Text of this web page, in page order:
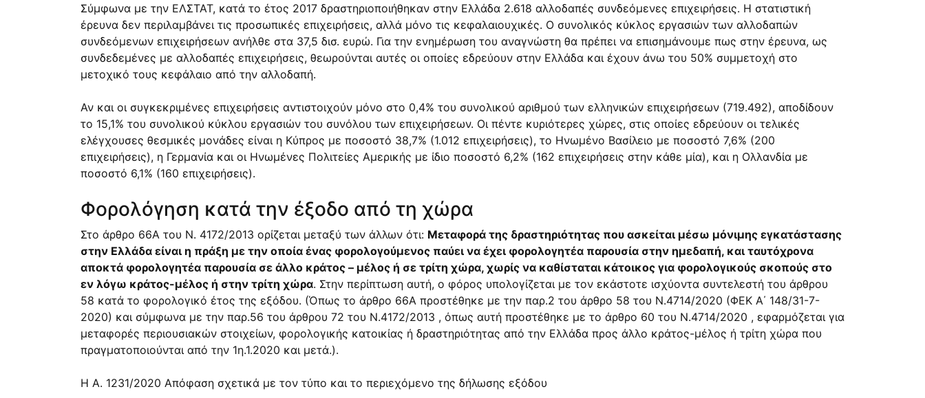
Σύμφωνα με την ΕΛΣΤΑΤ, κατά το έτος 2017 δραστηριοποιήθηκαν στην Ελλάδα 2.618 αλλοδαπές συνδεόμενες επιχειρήσεις. Η στατιστική
έρευνα δεν περιλαμβάνει τις προσωπικές επιχειρήσεις, αλλά μόνο τις κεφαλαιουχικές. Ο συνολικός κύκλος εργασιών των αλλοδαπών
συνδεόμενων επιχειρήσεων ανήλθε στα 37,5 δισ. ευρώ. Για την ενημέρωση του αναγνώστη θα πρέπει να επισημάνουμε πως στην έρευνα, ως
συνδεδεμένες με αλλοδαπές επιχειρήσεις, θεωρούνται αυτές οι οποίες εδρεύουν στην Ελλάδα και έχουν άνω του 50% συμμετοχή στο
μετοχικό τους κεφάλαιο από την αλλοδαπή.
Αν και οι συγκεκριμένες επιχειρήσεις αντιστοιχούν μόνο στο 0,4% του συνολικού αριθμού των ελληνικών επιχειρήσεων (719.492), αποδίδουν
το 15,1% του συνολικού κύκλου εργασιών του συνόλου των επιχειρήσεων. Οι πέντε κυριότερες χώρες, στις οποίες εδρεύουν οι τελικές
ελέγχουσες θεσμικές μονάδες είναι η Κύπρος με ποσοστό 38,7% (1.012 επιχειρήσεις), το Ηνωμένο Βασίλειο με ποσοστό 7,6% (200
επιχειρήσεις), η Γερμανία και οι Ηνωμένες Πολιτείες Αμερικής με ίδιο ποσοστό 6,2% (162 επιχειρήσεις στην κάθε μία), και η Ολλανδία με
ποσοστό 6,1% (160 επιχειρήσεις).
Φορολόγηση κατά την έξοδο από τη χώρα
Στο άρθρο 66Α του Ν. 4172/2013 ορίζεται μεταξύ των άλλων ότι: Μεταφορά της δραστηριότητας που ασκείται μέσω μόνιμης εγκατάστασης
στην Ελλάδα είναι η πράξη με την οποία ένας φορολογούμενος παύει να έχει φορολογητέα παρουσία στην ημεδαπή, και ταυτόχρονα
αποκτά φορολογητέα παρουσία σε άλλο κράτος – μέλος ή σε τρίτη χώρα, χωρίς να καθίσταται κάτοικος για φορολογικούς σκοπούς στο
εν λόγω κράτος-μέλος ή στην τρίτη χώρα. Στην περίπτωση αυτή, ο φόρος υπολογίζεται με τον εκάστοτε ισχύοντα συντελεστή του άρθρου
58 κατά το φορολογικό έτος της εξόδου. (Όπως το άρθρο 66Α προστέθηκε με την παρ.2 του άρθρο 58 του Ν.4714/2020 (ΦΕΚ Α΄ 148/31-7-
2020) και σύμφωνα με την παρ.56 του άρθρου 72 του Ν.4172/2013 , όπως αυτή προστέθηκε με το άρθρο 60 του Ν.4714/2020 , εφαρμόζεται για
μεταφορές περιουσιακών στοιχείων, φορολογικής κατοικίας ή δραστηριότητας από την Ελλάδα προς άλλο κράτος-μέλος ή τρίτη χώρα που
πραγματοποιούνται από την 1η.1.2020 και μετά.).
Η Α. 1231/2020 Απόφαση σχετικά με τον τύπο και το περιεχόμενο της δήλωσης εξόδου